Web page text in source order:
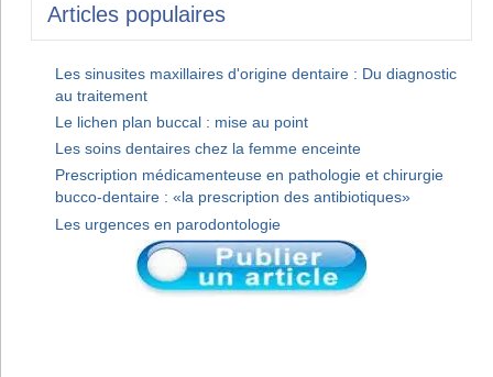
Articles populaires
Les sinusites maxillaires d'origine dentaire : Du diagnostic
au traitement
Le lichen plan buccal : mise au point
Les soins dentaires chez la femme enceinte
Prescription médicamenteuse en pathologie et chirurgie
bucco-dentaire : «la prescription des antibiotiques»
Les urgences en parodontologie